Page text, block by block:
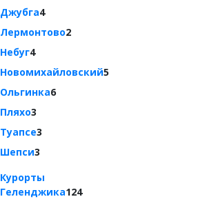
Джубга4
Лермонтово2
Небуг4
Новомихайловский5
Ольгинка6
Пляхо3
Туапсе3
Шепси3
Курорты
Геленджика124